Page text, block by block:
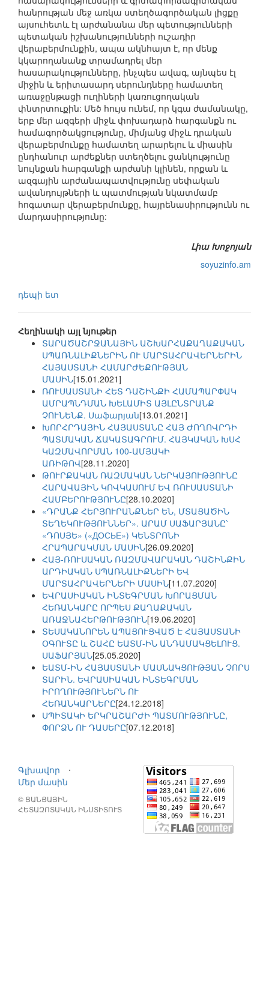
հանրության մեջ առկա ստեղծագործական լիցքը
այսուհետև էլ արժանանա մեր պետությունների
պետական իշխանությունների ուշադիր
վերաբերմունքին, ապա ակնհայտ է, որ մենք
կկարողանանք տրամադրել մեր
հասարակությունները, ինչպես ավագ, այնպես էլ
միջին և երիտասարդ սերունդները համատեղ
առաջընթացի ուղիների կառուցողական
փնտրտուքին: Մեծ հույս ունեմ, որ կգա ժամանակը,
երբ մեր ազգերի միջև փոխադարձ հարգանքն ու
համագործակցությունը, միմյանց միջև դրական
վերաբերմունքը համատեղ արարելու և միասին
ընդհանուր արժեքներ ստեղծելու ցանկությունը
նույնքան հարգանքի արժանի կլինեն, որքան և
ազգային արժանապատվությունը սեփական
ավանդույթների և պատմության նկատմամբ
հոգատար վերաբերմունքը, հայրենասիրությունն ու
մարդասիրությունը:
Լիա Խոջոյան
soyuzinfo.am
դեպի ետ
Հեղինակի այլ նյութեր
ՏԱՐԱԾԱՇՐՋԱՆԱՅԻՆ ԱՇԽԱՐՀԱՔԱՂԱՔԱԿԱՆ
ՍՊԱՌՆԱԼԻՔՆԵՐԻՆ ՈՒ ՄԱՐՏԱՀՐԱՎԵՐՆԵՐԻՆ
ՀԱՅԱՍՏԱՆԻ ՀԱՄԱՐԺԵՔՈՒԹՅԱՆ
ՄԱՍԻՆ[15.01.2021]
ՌՈՒՍԱՍՏԱՆԻ ՀԵՏ ԴԱՇԻՆՔԻ ՀԱՄԱՊԱՐՓԱԿ
ԱՄՐԱՊՆԴՄԱՆ ԽԵԼԱՄԻՏ ԱՅԼԸՆՏՐԱՆՔ
ՉՈՒՆԵՆՔ. Սաֆարյան[13.01.2021]
ԽՈՐՀՐԴԱՅԻՆ ՀԱՅԱՍՏԱՆԸ ՀԱՅ ԺՈՂՈՎՐԴԻ
ՊԱՏՄԱԿԱՆ ՃԱԿԱՏԱԳՐՈՒՄ. ՀԱՅԿԱԿԱՆ ԽՍՀ
ԿԱԶՄԱՎՈՐՄԱՆ 100-ԱՄՅԱԿԻ
ԱՌԻԹՈՎ[28.11.2020]
ԹՈՒՐՔԱԿԱՆ ՌԱԶՄԱԿԱՆ ՆԵՐԿԱՅՈՒԹՅՈՒՆԸ
ՀԱՐԱՎԱՅԻՆ ԿՈՎԿԱՍՈՒՄ ԵՎ ՌՈՒՍԱՍՏԱՆԻ
ՀԱՄԲԵՐՈՒԹՅՈՒՆԸ[28.10.2020]
«ԴՐԱՆՔ ՀԵՐՅՈՒՐԱՆՔՆԵՐ ԵՆ, ՄՏԱՑԱԾԻՆ
ՏԵՂԵԿՈՒԹՅՈՒՆՆԵՐ». ԱՐԱՄ ՍԱՖԱՐՅԱՆԸ՝
«ԴՈՍՅԵ» («ДОСЬЕ») ԿԵՆՏՐՈՆԻ
ՀՐԱՊԱՐԱԿՄԱՆ ՄԱՍԻՆ[26.09.2020]
ՀԱՅ-ՌՈՒՍԱԿԱՆ ՌԱԶՄԱՎԱՐԱԿԱՆ ԴԱՇԻՆՔԻՆ
ԱՐԴԻԱԿԱՆ ՍՊԱՌՆԱԼԻՔՆԵՐԻ ԵՎ
ՄԱՐՏԱՀՐԱՎԵՐՆԵՐԻ ՄԱՍԻՆ[11.07.2020]
ԵՎՐԱՍԻԱԿԱՆ ԻՆՏԵԳՐՄԱՆ ԽՈՐԱՑՄԱՆ
ՀԵՌԱՆԿԱՐԸ ՈՐՊԵՍ ՔԱՂԱՔԱԿԱՆ
ԱՌԱՋՆԱՀԵՐԹՈՒԹՅՈՒՆ[19.06.2020]
ՏԵՍԱԿԱՆՈՐԵՆ ԱՊԱՑՈՒՑՎԱԾ Է ՀԱՅԱՍՏԱՆԻ
ՕԳՈՒՏԸ և ՇԱՀԸ ԵԱՏՄ-ԻՆ ԱՆԴԱՄԱԿՑԵԼՈՒՑ.
ՍԱՖԱՐՅԱՆ[25.05.2020]
ԵԱՏՄ-ԻՆ ՀԱՅԱՍՏԱՆԻ ՄԱՍՆԱԿՑՈՒԹՅԱՆ ՉՈՐՍ
ՏԱՐԻՆ. ԵՎՐԱՍԻԱԿԱՆ ԻՆՏԵԳՐՄԱՆ
ԻՐՈՂՈՒԹՅՈՒՆԵՐՆ ՈՒ
ՀԵՌԱՆԿԱՐՆԵՐԸ[24.12.2018]
ՍՊԻՏԱԿԻ ԵՐԿՐԱՇԱՐԺԻ ՊԱՏՄՈՒԹՅՈՒՆԸ,
ՓՈՐՁՆ ՈՒ ԴԱՍԵՐԸ[07.12.2018]
Գլխավոր
⋅
Մեր մասին
© ՑԱՆՑԱՅԻՆ
ՀԵՏԱԶՈՏԱԿԱՆ ԻՆՍՏԻՏՈՒՏ